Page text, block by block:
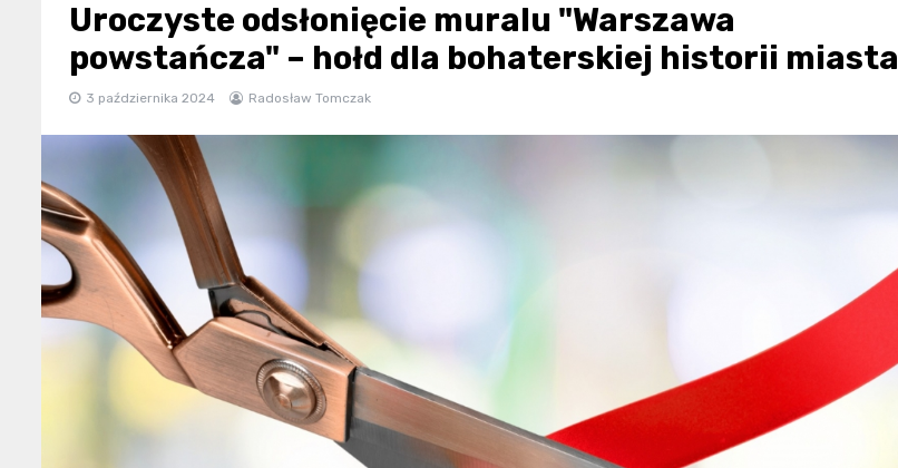
Uroczyste odsłonięcie muralu "Warszawa
powstańcza" – hołd dla bohaterskiej historii miasta
3 października 2024 Radosław Tomczak